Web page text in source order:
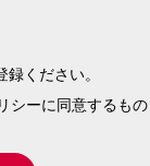
ください。
ーに同意するもの